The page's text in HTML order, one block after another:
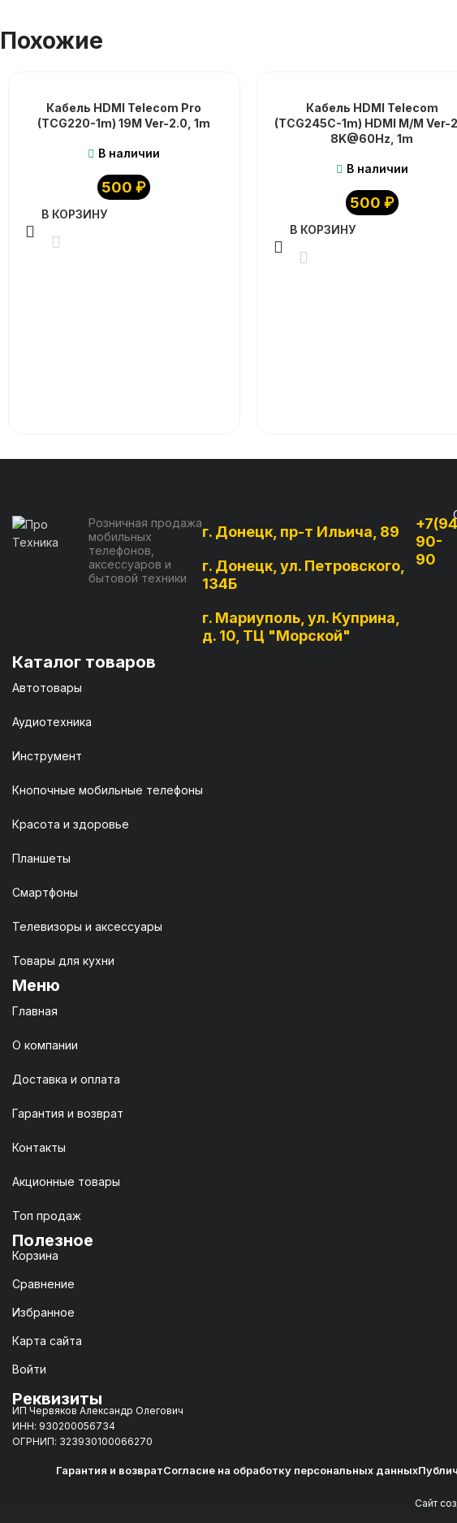
Похожие
Кабель HDMI Telecom Pro
(TCG220-1m) 19M Ver-2.0, 1m
В наличии
500₽
В КОРЗИНУ
Кабель HDMI Telecom
(TCG245C-1m) HDMI M/M Ver-
8K@60Hz, 1m
В наличии
500 ₽
В КОРЗИНУ
Розничная продажа
мобильных
телефонов,
аксессуаров и
бытовой техники
г. Донецк, пр-т Ильича, 89
г. Донецк, ул. Петровского,
134Б
г. Мариуполь, ул. Куприна,
д. 10, ТЦ "Морской"
90-
90
Каталог товаров
Автотовары
Аудиотехника
Инструмент
Кнопочные мобильные телефоны
Красота и здоровье
Планшеты
Смартфоны
Телевизоры и аксессуары
Товары для кухни
Меню
Главная
О компании
Доставка и оплата
Гарантия и возврат
Контакты
Акционные товары
Топ продаж
Полезное
Корзина
Сравнение
Избранное
Карта сайта
Войти
Реквизиты
ИП Червяков Александр Олегович
ИНН: 930200056734
ОГРНИП: 323930100066270
Гарантия и возвратСогласие на обработку персональных данных
Сайт